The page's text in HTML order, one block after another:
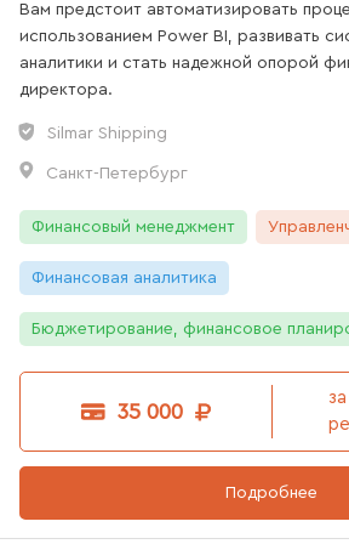
2вакансии
Вам предстоит автоматизировать
использованием Power BI, развивать
аналитики и стать надежной опорой
директора.
Silmar Shipping
Санкт-Петербург
Финансовый менеджмент
Финансовая аналитика
Бюджетирование, финансовое
35 000
Подробнее